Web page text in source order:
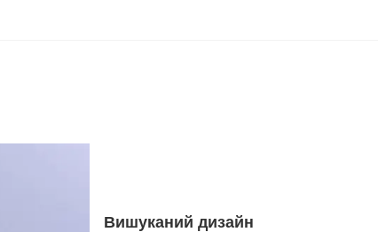
Вишуканий дизайн